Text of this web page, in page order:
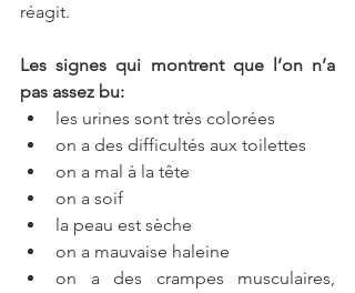
réagit.
Les signes qui montrent que l’on n’a
pas assez bu:
les urines sont très colorées
on a des difficultés aux toilettes
on a mal à la tête
on a soif
la peau est sèche
on a mauvaise haleine
on a des crampes musculaires,